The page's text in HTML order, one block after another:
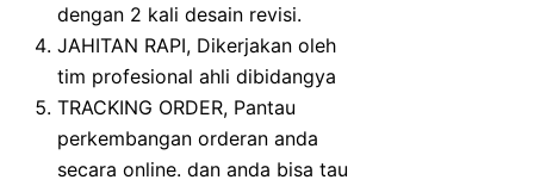
dengan 2 kali desain revisi.
JAHITAN RAPI, Dikerjakan oleh
tim profesional ahli dibidangya
TRACKING ORDER, Pantau
perkembangan orderan anda
secara online. dan anda bisa tau